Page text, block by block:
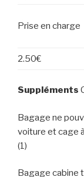
Prise en charge
2.50€
Suppléments
Bagage ne
voiture et cage
Bagage cabine